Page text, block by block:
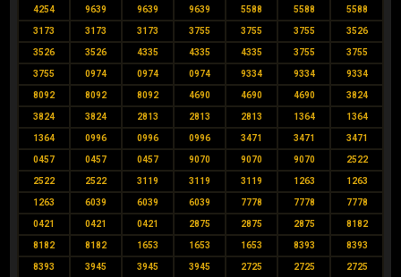
4254 9639 9639 9639 5588 5588 5588
3173 3173 3173 3755 3755 3755 3526
3526 3526 4335 4335 4335 3755 3755
3755 0974 0974 0974 9334 9334 9334
8092 8092 8092 4690 4690 4690 3824
3824 3824 2813 2813 2813 1364 1364
1364 0996 0996 0996 3471 3471 3471
0457 0457 0457 9070 9070 9070 2522
2522 2522 3119 3119 3119 1263 1263
1263 6039 6039 6039 7778 7778 7778
0421 0421 0421 2875 2875 2875 8182
8182 8182 1653 1653 1653 8393 8393
8393 3945 3945 3945 2725 2725 2725